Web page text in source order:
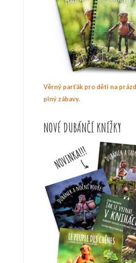
Věrný parťák pro děti na
plný zábavy.
NOVÉ DUBÁNČÍ KNÍŽKY